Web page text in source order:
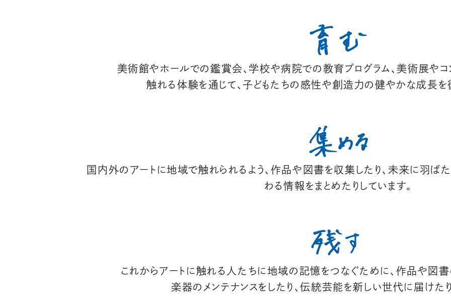
美術館やホールでの鑑賞会、学校や病院での教育プログラム、美術展やコ
触れる体験を通じて、子どもたちの感性や創造力の健やかな成長を
国内外のアートに地域で触れられるよう、作品や図書を収集したり、未来に羽ばた
わる情報をまとめたりしています。
これからアートに触れる人たちに地域の記憶をつなぐために、作品や図
楽器のメンテナンスをしたり、伝統芸能を新しい世代に届けた